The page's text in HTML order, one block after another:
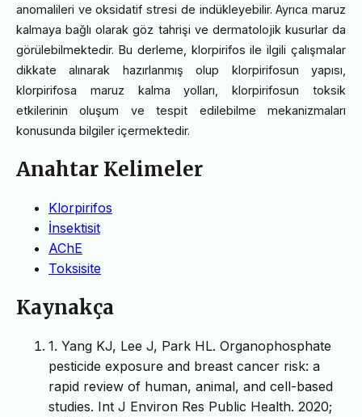
anomalileri ve oksidatif stresi de indükleyebilir. Ayrıca maruz
kalmaya bağlı olarak göz tahrişi ve dermatolojik kusurlar da
görülebilmektedir. Bu derleme, klorpirifos ile ilgili çalışmalar
dikkate alınarak hazırlanmış olup klorpirifosun yapısı,
klorpirifosa maruz kalma yolları, klorpirifosun toksik
etkilerinin oluşum ve tespit edilebilme mekanizmaları
konusunda bilgiler içermektedir.
Anahtar Kelimeler
Klorpirifos
İnsektisit
AChE
Toksisite
Kaynakça
1. Yang KJ, Lee J, Park HL. Organophosphate
pesticide exposure and breast cancer risk: a
rapid review of human, animal, and cell-based
studies. Int J Environ Res Public Health. 2020;